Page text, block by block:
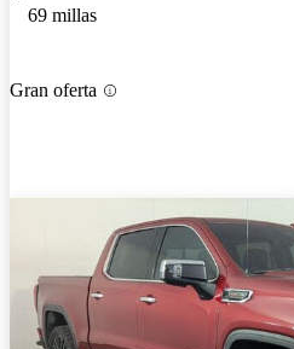
69 millas
Gran oferta